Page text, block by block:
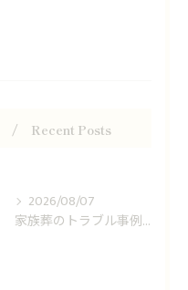
Recent Posts
2026/08/07
家族葬のトラブル事例と埼玉県上尾市今泉で後悔しないための費用や補助金対策